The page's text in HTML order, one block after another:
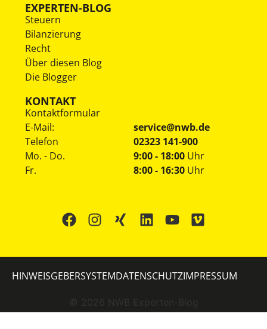
EXPERTEN-BLOG
Steuern
Bilanzierung
Recht
Über diesen Blog
Die Blogger
KONTAKT
Kontaktformular
E-Mail:
service@nwb.de
Telefon
02323 141-900
Mo. - Do.
Fr.
9:00 - 18:00 Uhr
8:00 - 16:30 Uhr
© 2026 NWB Experten-Blog
HINWEISGEBERSYSTEMDATENSCHUTZIMPRESSUM